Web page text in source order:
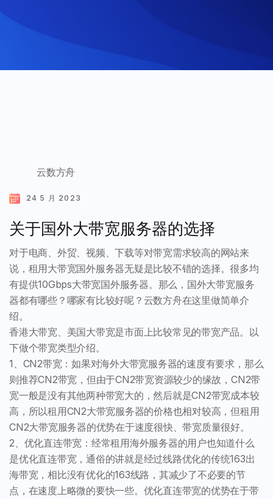
云数方舟
24 5 月 2023
关于国外大带宽服务器的选择
对于电商、外贸、视频、下载等对带宽需求较高的网站来
说，租用大带宽国外服务器无疑是比较不错的选择。很多均
有提供10Gbps大带宽国外服务器。那么，国外大带宽服务
器都有哪些？哪家有比较好呢？云数方舟在这里做简单介
绍。
香港大带宽、美国大带宽是市面上比较常见的带宽产品。以
下做个带宽类型介绍。
1、CN2带宽：如果对海外大带宽服务器的速度有要求，那么
则推荐CN2带宽，但由于CN2带宽资源较少的缘故，CN2带
宽一般是没有其他两种带宽大的，然后就是CN2带宽成本较
高，所以租用CN2大带宽服务器的价格也相对较高，但租用
CN2大带宽服务器的优势在于速度很快、带宽质量很好。
2、优化直连带宽：经常租用海外服务器的用户也知道什么
是优化直连带宽，通俗的讲就是经过线路优化的传统163出
海带宽，相比没有优化的163线路，其减少了不必要的节
点，在速度上略微的要快一些。优化直连带宽的优势在于带